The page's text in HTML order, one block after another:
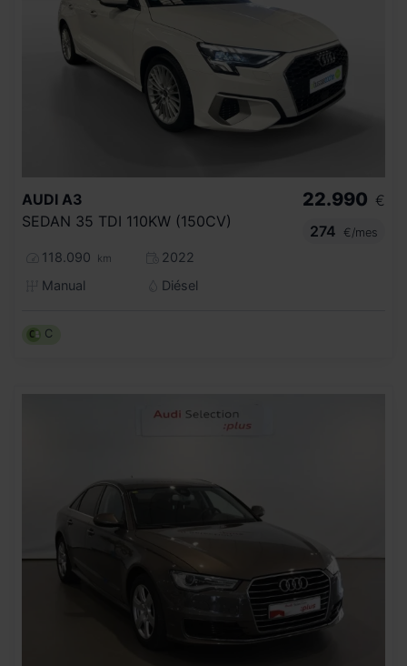
AUDI A3
SEDAN 35 TDI 110KW (150CV)
118.090 km
2022
Manual
Diésel
22.990 €
274
€/mes
C